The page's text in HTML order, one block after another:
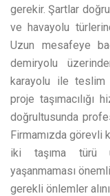
gerekir. Şartlar
ve havayolu
Uzun mesafeye
demiryolu
karayolu ile teslim
proje
doğrultusunda
Firmamızda görevli
iki taşıma türü
yaşanmaması
gerekli önlemler